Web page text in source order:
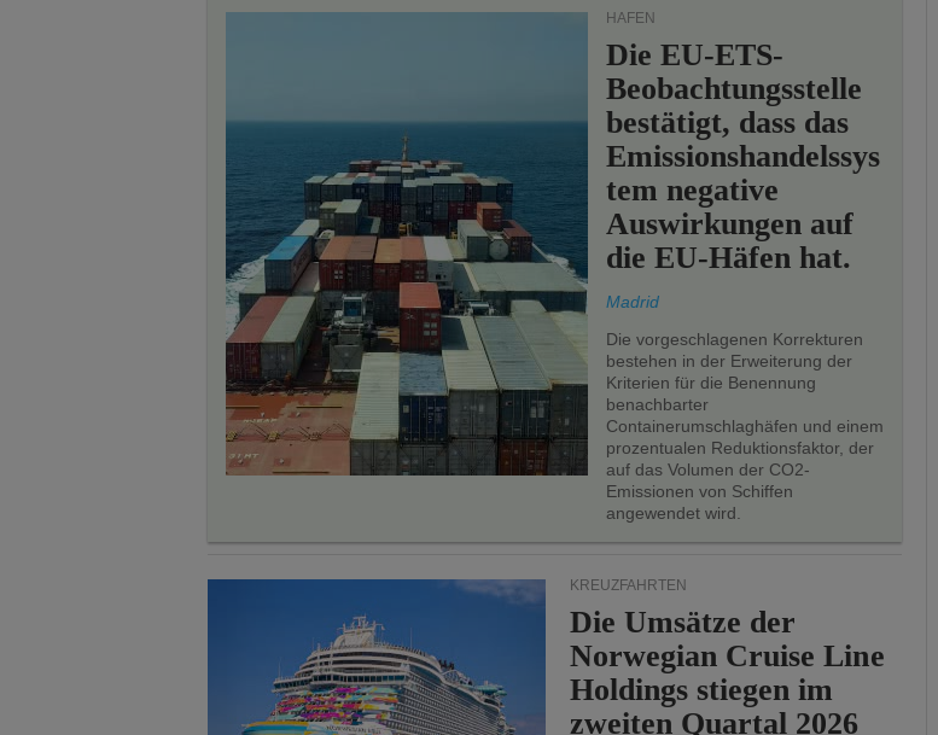
HÄFEN
Die EU-ETS-
Beobachtungsstelle
bestätigt, dass das
Emissionshandelssys
tem negative
Auswirkungen auf
die EU-Häfen hat.
Madrid
Die vorgeschlagenen Korrekturen
bestehen in der Erweiterung der
Kriterien für die Benennung
benachbarter
Containerumschlaghäfen und einem
prozentualen Reduktionsfaktor, der
auf das Volumen der CO2-
Emissionen von Schiffen
angewendet wird.
KREUZFAHRTEN
Die Umsätze der
Norwegian Cruise Line
Holdings stiegen im
zweiten Quartal 2026